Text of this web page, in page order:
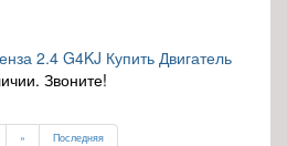
2.4 G4KJ Купить Двигатель
Звоните!
» Последняя